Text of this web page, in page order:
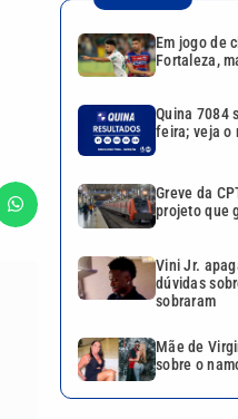
Em jogo de
Fortaleza,
Quina 7084
feira; veja o
Greve da
projeto que
Vini Jr.
dúvidas
sobraram
Mãe de
sobre o